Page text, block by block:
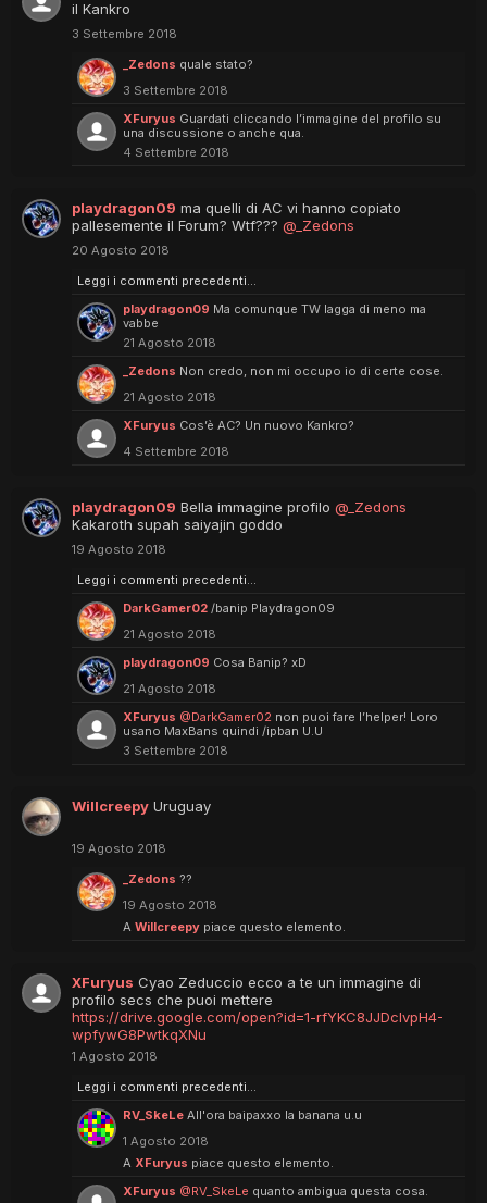
il Kankro
3 Settembre 2018
_Zedons quale stato?
3 Settembre 2018
XFuryus Guardati cliccando l’immagine del profilo su
una discussione o anche qua.
4 Settembre 2018
playdragon09 ma quelli di AC vi hanno copiato
pallesemente il Forum? Wtf??? @_Zedons
20 Agosto 2018
Leggi i commenti precedenti...
playdragon09 Ma comunque TW lagga di meno ma
vabbe
21 Agosto 2018
_Zedons Non credo, non mi occupo io di certe cose.
21 Agosto 2018
XFuryus Cos’è AC? Un nuovo Kankro?
4 Settembre 2018
playdragon09 Bella immagine profilo @_Zedons
Kakaroth supah saiyajin goddo
19 Agosto 2018
Leggi i commenti precedenti...
DarkGamer02 /banip Playdragon09
21 Agosto 2018
playdragon09 Cosa Banip? xD
21 Agosto 2018
XFuryus @DarkGamer02 non puoi fare l’helper! Loro
usano MaxBans quindi /ipban U.U
3 Settembre 2018
Willcreepy Uruguay
19 Agosto 2018
_Zedons ??
19 Agosto 2018
A Willcreepy piace questo elemento.
XFuryus Cyao Zeduccio ecco a te un immagine di
profilo secs che puoi mettere
https://drive.google.com/open?id=1-rfYKC8JJDcIvpH4-
wpfywG8PwtkqXNu
1 Agosto 2018
Leggi i commenti precedenti...
RV_SkeLe All'ora baipaxxo la banana u.u
1 Agosto 2018
A XFuryus piace questo elemento.
XFuryus @RV_SkeLe quanto ambigua questa cosa.